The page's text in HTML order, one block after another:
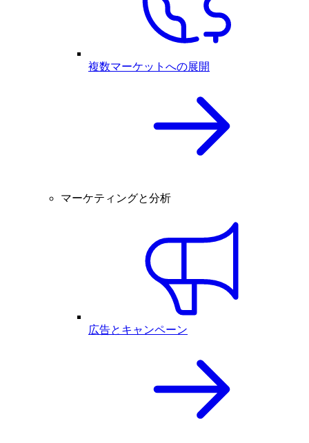
複数マーケットへの展開
マーケティングと分析
広告とキャンペーン